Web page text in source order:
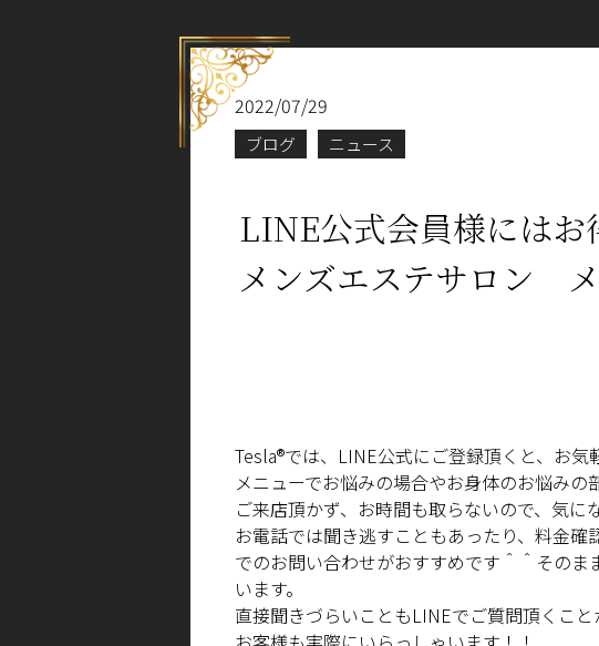
2022/07/29
ブログ ニュース
LINE公式会員様には
メンズエステサロン
Tesla®では、 LINE公式にご登録頂くと、お
メニューでお悩みの場合やお身体のお悩み
ご来店頂かず、お時間も取らないので、気
お電話では聞き逃すこともあったり、料金確
でのお問い合わせがおすすめです＾＾その
います。
直接聞きづらいこともLINEでご質問頂くこ